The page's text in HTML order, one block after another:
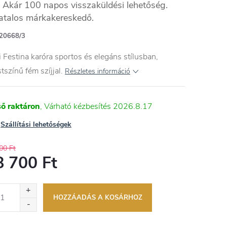
Akár 100 napos visszaküldési lehetőség.
márkakereskedő.
3
Festina karóra sportos és elegáns stílusban,
fém szíjjal. Részletes információ
raktáron 2026.8.17
Szállítási lehetőségek
Ft
700 Ft
HOZZÁADÁS A KOSÁRHOZ